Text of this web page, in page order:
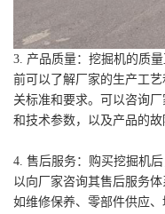
3. 产品质量：挖掘机的质
前可以了解厂家的生产工
关标准和要求。可以咨询
和技术参数，以及产品的故
4. 售后服务：购买挖掘机
以向厂家咨询其售后服务
如维修保养、零部件供应